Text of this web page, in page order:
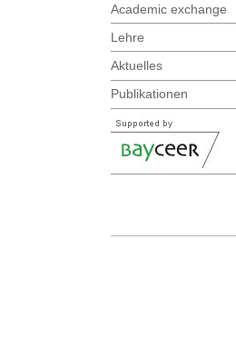
Academic exchange
Lehre
Aktuelles
Publikationen